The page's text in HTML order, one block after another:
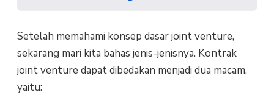
Setelah memahami konsep dasar joint venture,
sekarang mari kita bahas jenis-jenisnya. Kontrak
joint venture dapat dibedakan menjadi dua macam,
yaitu: